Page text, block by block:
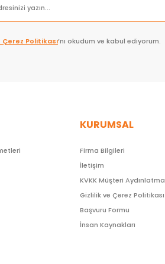
Çerez Politikası’nı okudum ve kabul ediyorum.
KURUMSAL
Firma Bilgileri
İletişim
KVKK Müşteri Aydınlatma
Gizlilik ve Çerez Politikası
Başvuru Formu
İnsan Kaynakları